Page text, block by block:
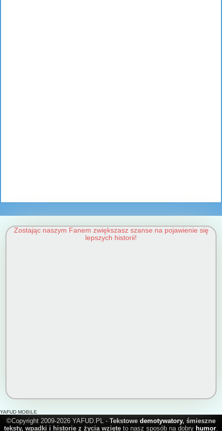
Zostając naszym Fanem zwiększasz szanse na pojawienie się
lepszych historii!
YAFUD MOBILE
©Copyright 2009-2026 YAFUD.PL - Tekstowe demotywatory, śmieszne
teksty, wpadki i historie z życia wzięte to nasz sposób na dobry humor.